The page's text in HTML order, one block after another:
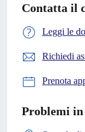
Contatta il
Leggi le
Richiedi
Prenota
Problemi